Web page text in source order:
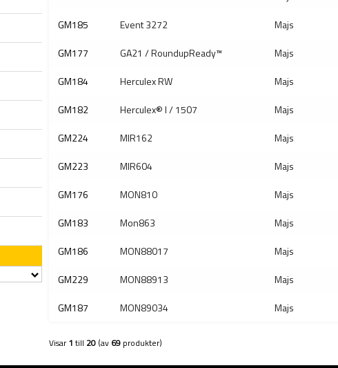
GM185
Event 3272 Majs
GM177
GA21 / RoundupReady™ Majs
GM184
Herculex RW Majs
GM182
Herculex® I / 1507 Majs
GM224
MIR162 Majs
GM223
MIR604 Majs
GM176
MON810 Majs
GM183
Mon863 Majs
GM186
MON88017 Majs
GM229
MON88913 Majs
GM187
MON89034 Majs
Visar1 till 20 (av 69 produkter)